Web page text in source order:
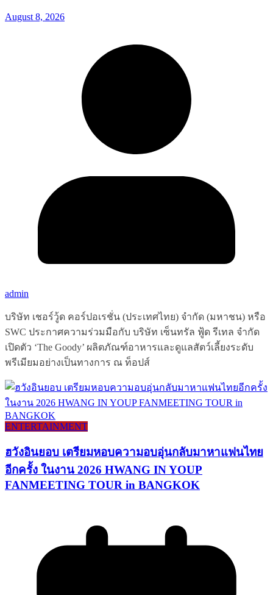
August 8, 2026
admin
บริษัท เชอร์วู้ด คอร์ปอเรชั่น (ประเทศไทย) จำกัด (มหาชน) หรือ
SWC ประกาศความร่วมมือกับ บริษัท เซ็นทรัล ฟู้ด รีเทล จำกัด
เปิดตัว ‘The Goody’ ผลิตภัณฑ์อาหารและดูแลสัตว์เลี้ยงระดับ
พรีเมียมอย่างเป็นทางการ ณ ท็อปส์
ENTERTAINMENT
ฮวังอินยอบ เตรียมหอบความอบอุ่นกลับมาหาแฟนไทย
อีกครั้ง ในงาน 2026 HWANG IN YOUP
FANMEETING TOUR in BANGKOK